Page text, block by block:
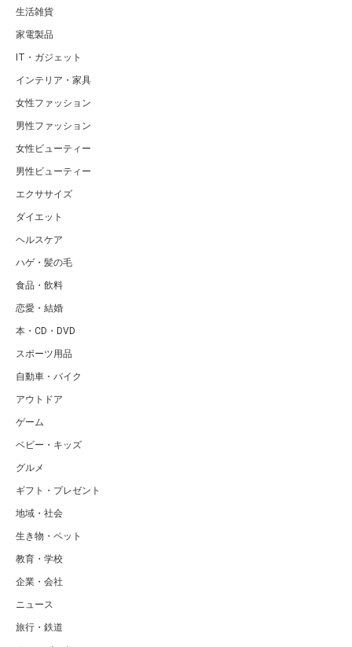
生活雑貨
家電製品
IT・ガジェット
インテリア・家具
女性ファッション
男性ファッション
女性ビューティー
男性ビューティー
エクササイズ
ダイエット
ヘルスケア
ハゲ・髪の毛
食品・飲料
恋愛・結婚
本・CD・DVD
スポーツ用品
自動車・バイク
アウトドア
ゲーム
ベビー・キッズ
グルメ
ギフト・プレゼント
地域・社会
生き物・ペット
教育・学校
企業・会社
ニュース
旅行・鉄道